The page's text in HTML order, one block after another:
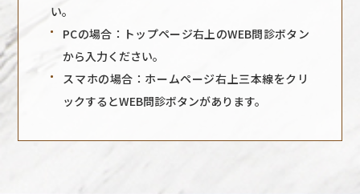
い。
PCの場合：トップページ右上のWEB問診ボタン
から入力ください。
スマホの場合：ホームページ右上三本線をクリ
ックするとWEB問診ボタンがあります。